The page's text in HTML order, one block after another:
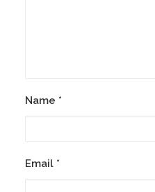
Name *
Email *